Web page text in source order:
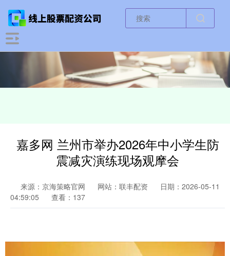
嘉多网 兰州市举办2026年中小学生防
震减灾演练现场观摩会
来源：京海策略官网 网站：联丰配资
日期：2026-05-11
04:59:05
查看：137